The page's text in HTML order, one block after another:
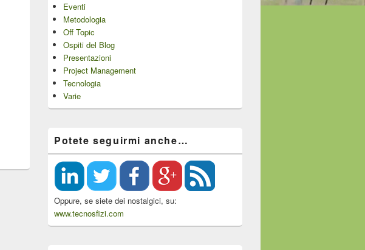
Eventi
Metodologia
Off Topic
Ospiti del Blog
Presentazioni
Project Management
Tecnologia
Varie
Potete seguirmi anche…
Oppure, se siete dei nostalgici, su:
www.tecnosfizi.com